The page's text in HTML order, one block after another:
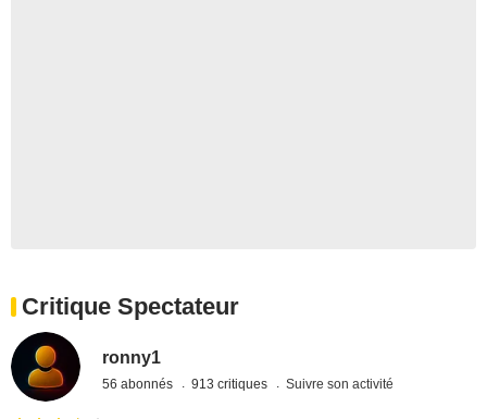
Critique Spectateur
ronny1
56 abonnés 913 critiques Suivre son activité